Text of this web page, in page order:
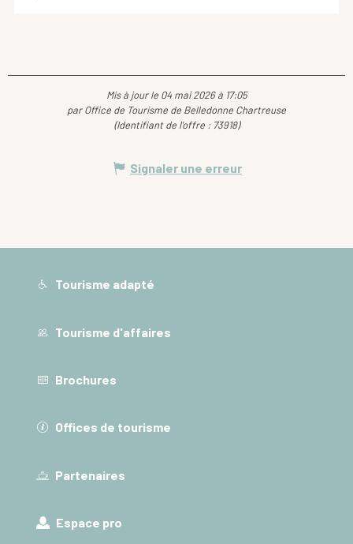
Mis à jour le 04 mai 2026 à 17:05
par Office de Tourisme de Belledonne Chartreuse
(Identifiant de l'offre : 73918)
Signaler une erreur
Tourisme adapté
Tourisme d'affaires
Brochures
Offices de tourisme
Partenaires
Espace pro